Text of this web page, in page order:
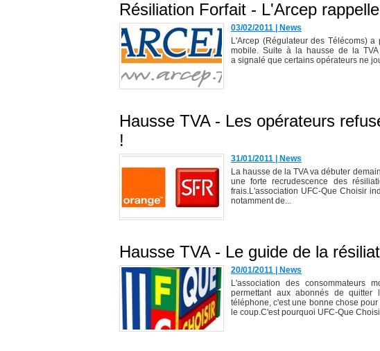
Résiliation Forfait - L'Arcep
03/02/2011
News
L'Arcep (Régulateur des Télécoms)
mobile. Suite à la hausse de la
a signalé que certains opérateurs ne
Hausse TVA - Les opérateurs
!
31/01/2011
News
La hausse de la TVA va débuter
une forte recrudescence des
frais.L'association UFC-Que Choisir
notamment de...
Hausse TVA - Le guide de la
20/01/2011
News
L'association des consommateurs
permettant aux abonnés de quitter
téléphone, c'est une bonne chose
le coup.C'est pourquoi UFC-Que